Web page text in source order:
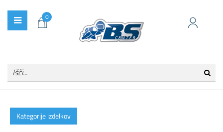
0
Kategorije izdelkov